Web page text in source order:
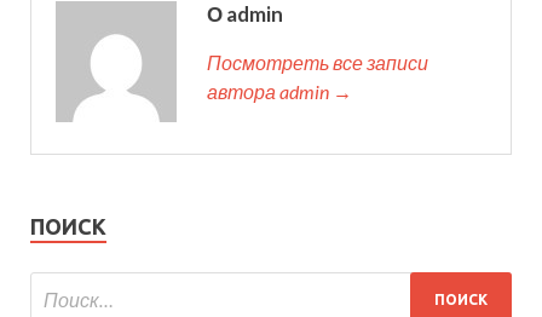
О admin
Посмотреть все записи
автора admin →
ПОИСК